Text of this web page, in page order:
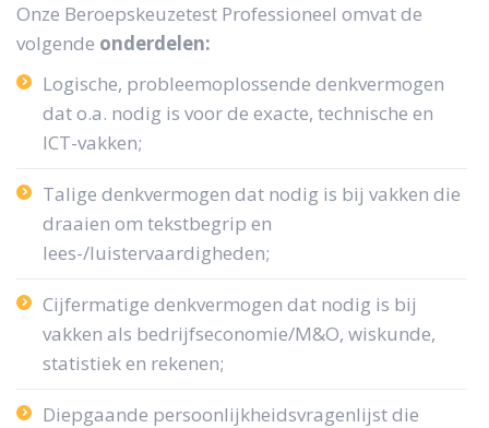
Onze Beroepskeuzetest Professioneel omvat de
volgende onderdelen:
Logische, probleemoplossende denkvermogen
dat o.a. nodig is voor de exacte, technische en
ICT-vakken;
Talige denkvermogen dat nodig is bij vakken die
draaien om tekstbegrip en
lees-/luistervaardigheden;
Cijfermatige denkvermogen dat nodig is bij
vakken als bedrijfseconomie/M&O, wiskunde,
statistiek en rekenen;
Diepgaande persoonlijkheidsvragenlijst die